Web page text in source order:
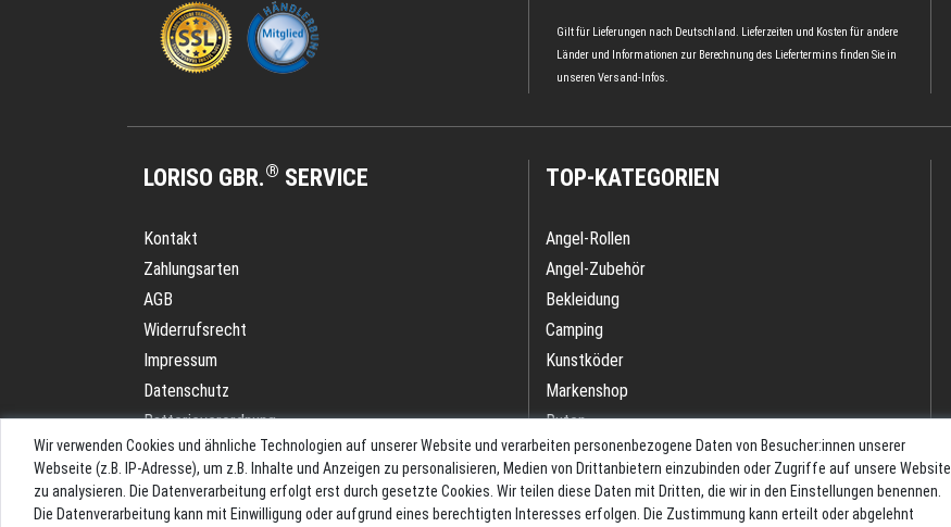
Gilt für Lieferungen nach Deutschland. Lieferzeiten und Kosten für andere
Länder und Informationen zur Berechnung des Liefertermins finden Sie in
unseren Versand-Infos.
LORISO GBR.® SERVICE
Kontakt
Zahlungsarten
AGB
Widerrufsrecht
Impressum
Datenschutz
Batterieverordnung
Versand
Blog
TOP-KATEGORIEN
Angel-Rollen
Angel-Zubehör
Bekleidung
Camping
Kunstköder
Markenshop
Ruten
Ruten + Rolle + Schnur
Zielfischprogramme
Wir verwenden Cookies und ähnliche Technologien auf unserer Website und verarbeiten personenbezogene Daten von Besucher:innen unserer
Webseite (z.B. IP-Adresse), um z.B. Inhalte und Anzeigen zu personalisieren, Medien von Drittanbietern einzubinden oder Zugriffe auf unsere Website
zu analysieren. Die Datenverarbeitung erfolgt erst durch gesetzte Cookies. Wir teilen diese Daten mit Dritten, die wir in den Einstellungen benennen.
Die Datenverarbeitung kann mit Einwilligung oder aufgrund eines berechtigten Interesses erfolgen. Die Zustimmung kann erteilt oder abgelehnt